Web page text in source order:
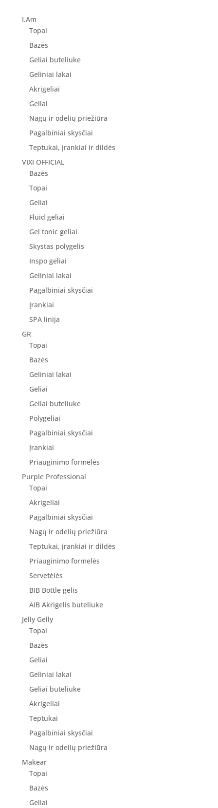
I.Am
Topai
Bazės
Geliai buteliuke
Geliniai lakai
Akrigeliai
Geliai
Nagų ir odelių priežiūra
Pagalbiniai skysčiai
Teptukai, įrankiai ir dildės
VIXI OFFICIAL
Bazės
Topai
Geliai
Fluid geliai
Gel tonic geliai
Skystas polygelis
Inspo geliai
Geliniai lakai
Pagalbiniai skysčiai
Įrankiai
SPA linija
GR
Topai
Bazės
Geliniai lakai
Geliai
Geliai buteliuke
Polygeliai
Pagalbiniai skysčiai
Įrankiai
Priauginimo formelės
Purple Professional
Topai
Akrigeliai
Pagalbiniai skysčiai
Nagų ir odelių priežiūra
Teptukai, įrankiai ir dildės
Priauginimo formelės
Servetėlės
BIB Bottle gelis
AIB Akrigelis buteliuke
Jelly Gelly
Topai
Bazės
Geliai
Geliniai lakai
Geliai buteliuke
Akrigeliai
Teptukai
Pagalbiniai skysčiai
Nagų ir odelių priežiūra
Makear
Topai
Bazės
Geliai